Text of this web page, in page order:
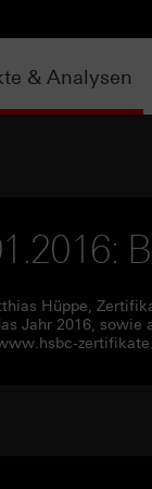
& Analysen
Hüppe,
Jahr 2016,